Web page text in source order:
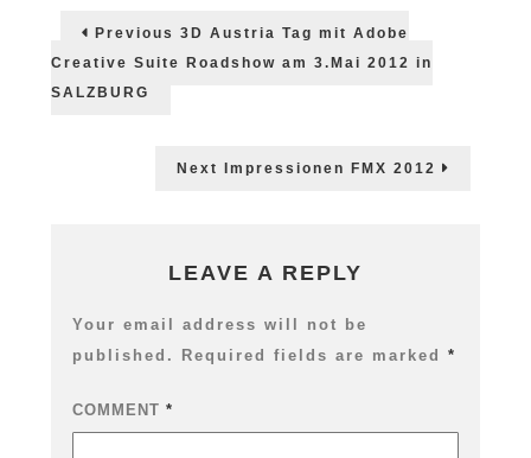
Post
navigation
Previous Previous
3D Austria Tag mit Adobe
Creative Suite Roadshow am 3.Mai 2012 in
SALZBURG
Next Next
Impressionen FMX 2012
LEAVE A REPLY
Your email address will not be
published.
Required fields are marked *
COMMENT *